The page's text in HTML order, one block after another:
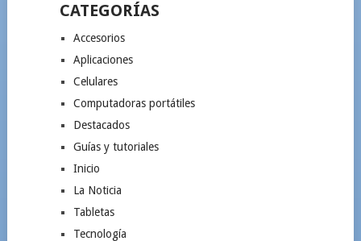
CATEGORÍAS
Accesorios
Aplicaciones
Celulares
Computadoras portátiles
Destacados
Guías y tutoriales
Inicio
La Noticia
Tabletas
Tecnología